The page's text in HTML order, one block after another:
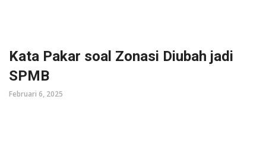
Kata Pakar soal Zonasi Diubah jadi
SPMB
Februari 6, 2025